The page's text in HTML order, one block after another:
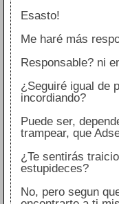
Esasto!
Me haré más
Responsable? ni
¿Seguiré igual de
incordiando?
Puede ser,
trampear, que
¿Te sentirás
estupideces?
No, pero segun